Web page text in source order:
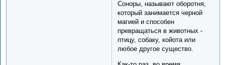
Соноры, называют оборотня,
который занимается черной
магией и способен
превращаться в животных -
птицу, собаку, койота или
любое другое существо.